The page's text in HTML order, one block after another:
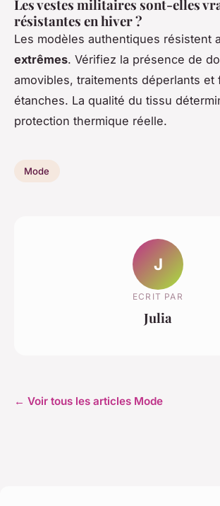
Les vestes militaires sont-elles
résistantes en hiver ?
Les modèles authentiques résistent
extrêmes. Vérifiez la présence de
amovibles, traitements déperlants et
étanches. La qualité du tissu
protection thermique réelle.
Mode
J
ECRIT PAR
Julia
← Voir tous les articles Mode